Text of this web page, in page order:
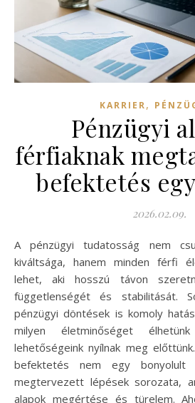
KARRIER,
Pénzügyi
férfiaknak
befektetés
2026.02.09.
A pénzügyi tudatosság nem csupán a szakemberek
kiváltsága, hanem minden férfi
lehet, aki hosszú távon
függetlenségét és stabilitását.
pénzügyi döntések is komoly
milyen életminőséget
lehetőségeink nyílnak meg
befektetés nem egy bonyolult
megtervezett lépések sorozata,
alapok megértése és türelem.